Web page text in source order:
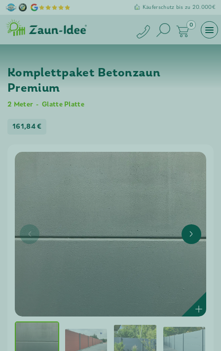
Käuferschutz bis zu 20.000€
0
Komplettpaket Betonzaun
Premium
2 Meter Glatte Platte
161,84€